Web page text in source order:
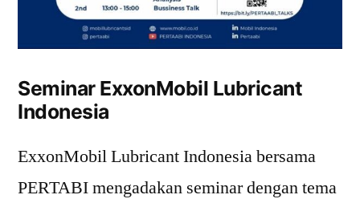
Seminar ExxonMobil Lubricant
Indonesia
ExxonMobil Lubricant Indonesia bersama
PERTABI mengadakan seminar dengan tema